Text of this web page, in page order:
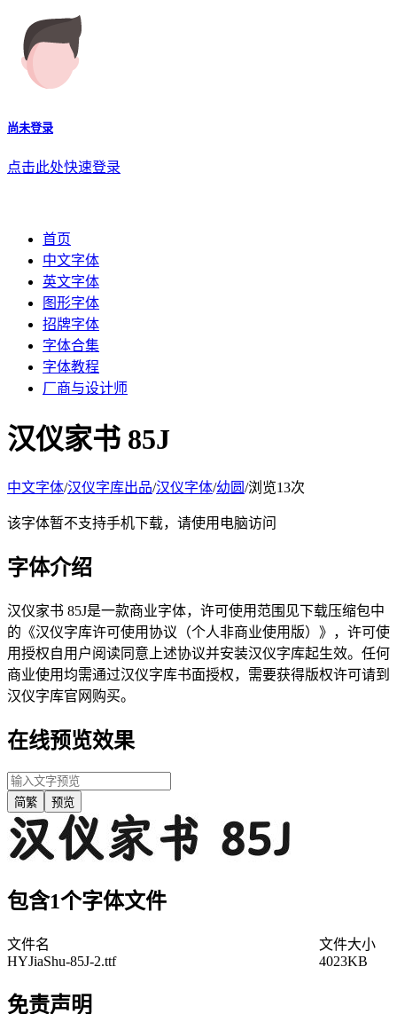
尚未登录
点击此处快速登录
首页
中文字体
英文字体
图形字体
招牌字体
字体合集
字体教程
厂商与设计师
汉仪家书 85J
中文字体/汉仪字库出品/汉仪字体/幼圆/浏览13次
该字体暂不支持手机下载，请使用电脑访问
字体介绍
汉仪家书 85J是一款商业字体，许可使用范围见下载压缩包中
的《汉仪字库许可使用协议（个人非商业使用版）》，许可使
用授权自用户阅读同意上述协议并安装汉仪字库起生效。任何
商业使用均需通过汉仪字库书面授权，需要获得版权许可请到
汉仪字库官网购买。
在线预览效果
简繁 预览
包含1个字体文件
文件名
文件大小
HYJiaShu-85J-2.ttf
4023KB
免责声明